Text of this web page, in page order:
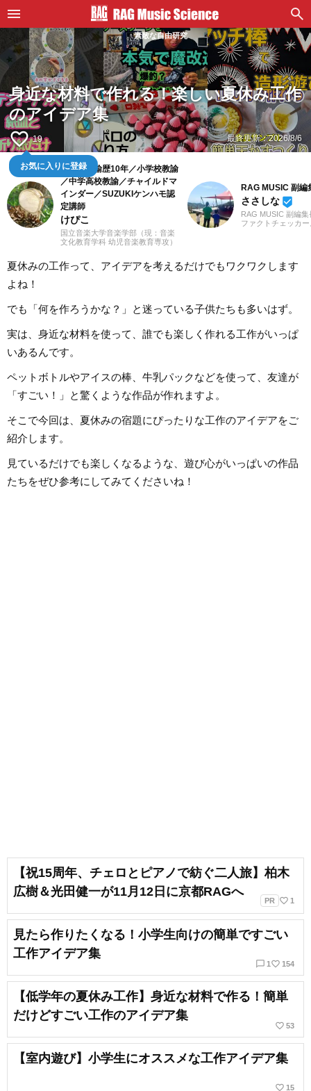
素敵な自由研究
身近な材料で作れる！楽しい夏休み工作
のアイデア集
favorite_border 19
お気に入りに登録
最終更新：2026/8/6
幼稚園教諭歴10年／小学校教諭
／中学高校教諭／チャイルドマ
インダー／SUZUKIケンハモ認
定講師
けぴこ
国立音楽大学音楽学部（現：音楽
文化教育学科 幼児音楽教育専攻）
家の草場純先生が担任でした。大
学卒業後は幼稚園教諭として10年
として赴任。音楽教育だけでな
く、日本文化や伝承遊び、レクリ
こない、多くの子供たちと関わっ
てきました。その後、小学館にて
フリーランスライター、企画、編
集の仕事を通して楽しい大人との
さを経験。教育現場で培った視点
インプットとアウトプットを大切
に実践に役立つ情報をお届けしま
す。趣味は楽器、歌、手作り、お
アウトドア、本、工作、クラフ
RAG MUSIC 副編
ささしな beenhere
RAG MUSIC 副編
ファクトチェッカ
出からクリエイテ
畑にて経験を積み
様な業務に取り組
んだこと、日々子
で感じたことや知
夏休みの工作って、アイデアを考えるだけでもワクワクします
よね！
でも「何を作ろうかな？」と迷っている子供たちも多いはず。
実は、身近な材料を使って、誰でも楽しく作れる工作がいっぱ
いあるんです。
ペットボトルやアイスの棒、牛乳パックなどを使って、友達が
「すごい！」と驚くような作品が作れますよ。
そこで今回は、夏休みの宿題にぴったりな工作のアイデアをご
紹介します。
見ているだけでも楽しくなるような、遊び心がいっぱいの作品
たちをぜひ参考にしてみてくださいね！
【祝15周年、チェロとピアノで紡ぐ二人旅】柏木
広樹＆光田健一が11月12日に京都RAGへ
PR favorite_border 1
見たら作りたくなる！小学生向けの簡単ですごい
工作アイデア集
chat_bubble_outline 1 favorite_border 154
【低学年の夏休み工作】身近な材料で作る！簡単
だけどすごい工作のアイデア集
favorite_border 53
【室内遊び】小学生にオススメな工作アイデア集
favorite_border 15